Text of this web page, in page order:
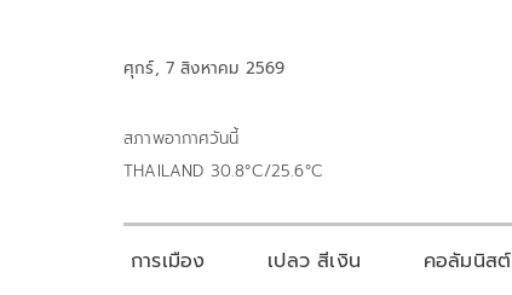
ศุกร์, 7 สิงหาคม 2569
สภาพอากาศวันนี้
THAILAND 30.8°C/25.6°C
การเมือง เปลว สีเงิน คอลัมนิสต์